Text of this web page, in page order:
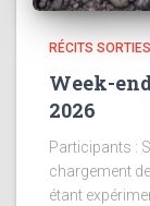
RÉCITS SORTIES
Week-
2026
Participants :
chargement
étant